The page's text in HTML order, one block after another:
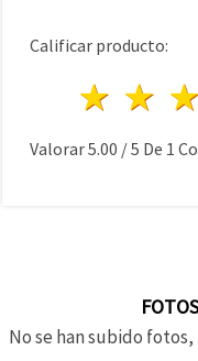
Calificar producto:
2
1
Valorar5.00 /5 De 1
No se han subido